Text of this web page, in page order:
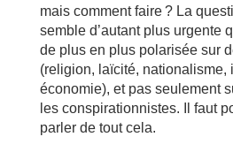
mais comment faire ? La
semble d’autant plus urgente
de plus en plus polarisée sur
(religion, laïcité, nationalisme,
économie), et pas seulement
les conspirationnistes. Il faut
parler de tout cela.